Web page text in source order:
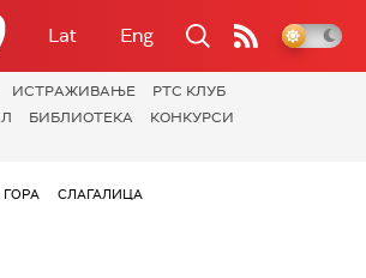
Lat Eng
ИСТРАЖИВАЊЕ
РТС КЛУБ
БИБЛИОТЕКА
КОНКУРСИ
СЛАГАЛИЦА